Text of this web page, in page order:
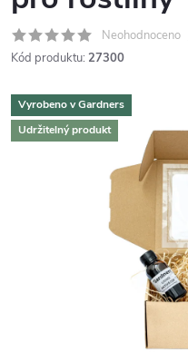
Neohodnoceno
Kód produktu: 27300
Vyrobeno v Gardners
Udržitelný produkt